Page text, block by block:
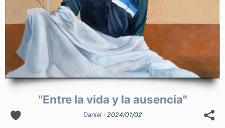
"Entre la vida y la ausencia"
Daniel· 2024/01/02